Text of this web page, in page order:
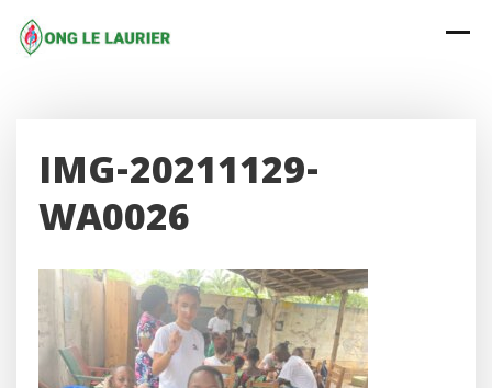
content
IMG-20211129-
WA0026